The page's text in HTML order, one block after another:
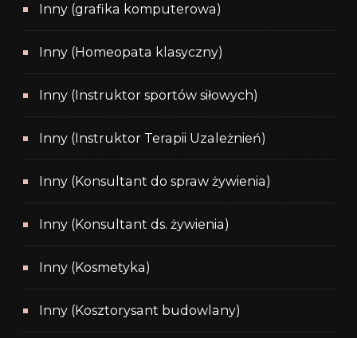
Inny (grafika komputerowa)
Inny (Homeopata klasyczny)
Inny (Instruktor sportów siłowych)
Inny (Instruktor Terapii Uzależnień)
Inny (Konsultant do spraw żywienia)
Inny (Konsultant ds. żywienia)
Inny (Kosmetyka)
Inny (Kosztorysant budowlany)